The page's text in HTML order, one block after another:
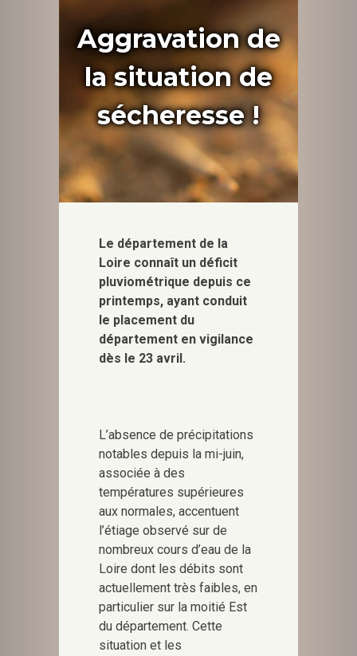
Aggravation de
la situation de
sécheresse !
Le département de la
Loire connaît un déficit
pluviométrique depuis ce
printemps, ayant conduit
le placement du
département en vigilance
dès le 23 avril.
L’absence de précipitations
notables depuis la mi-juin,
associée à des
températures supérieures
aux normales, accentuent
l’étiage observé sur de
nombreux cours d’eau de la
Loire dont les débits sont
actuellement très faibles, en
particulier sur la moitié Est
du département. Cette
situation et les